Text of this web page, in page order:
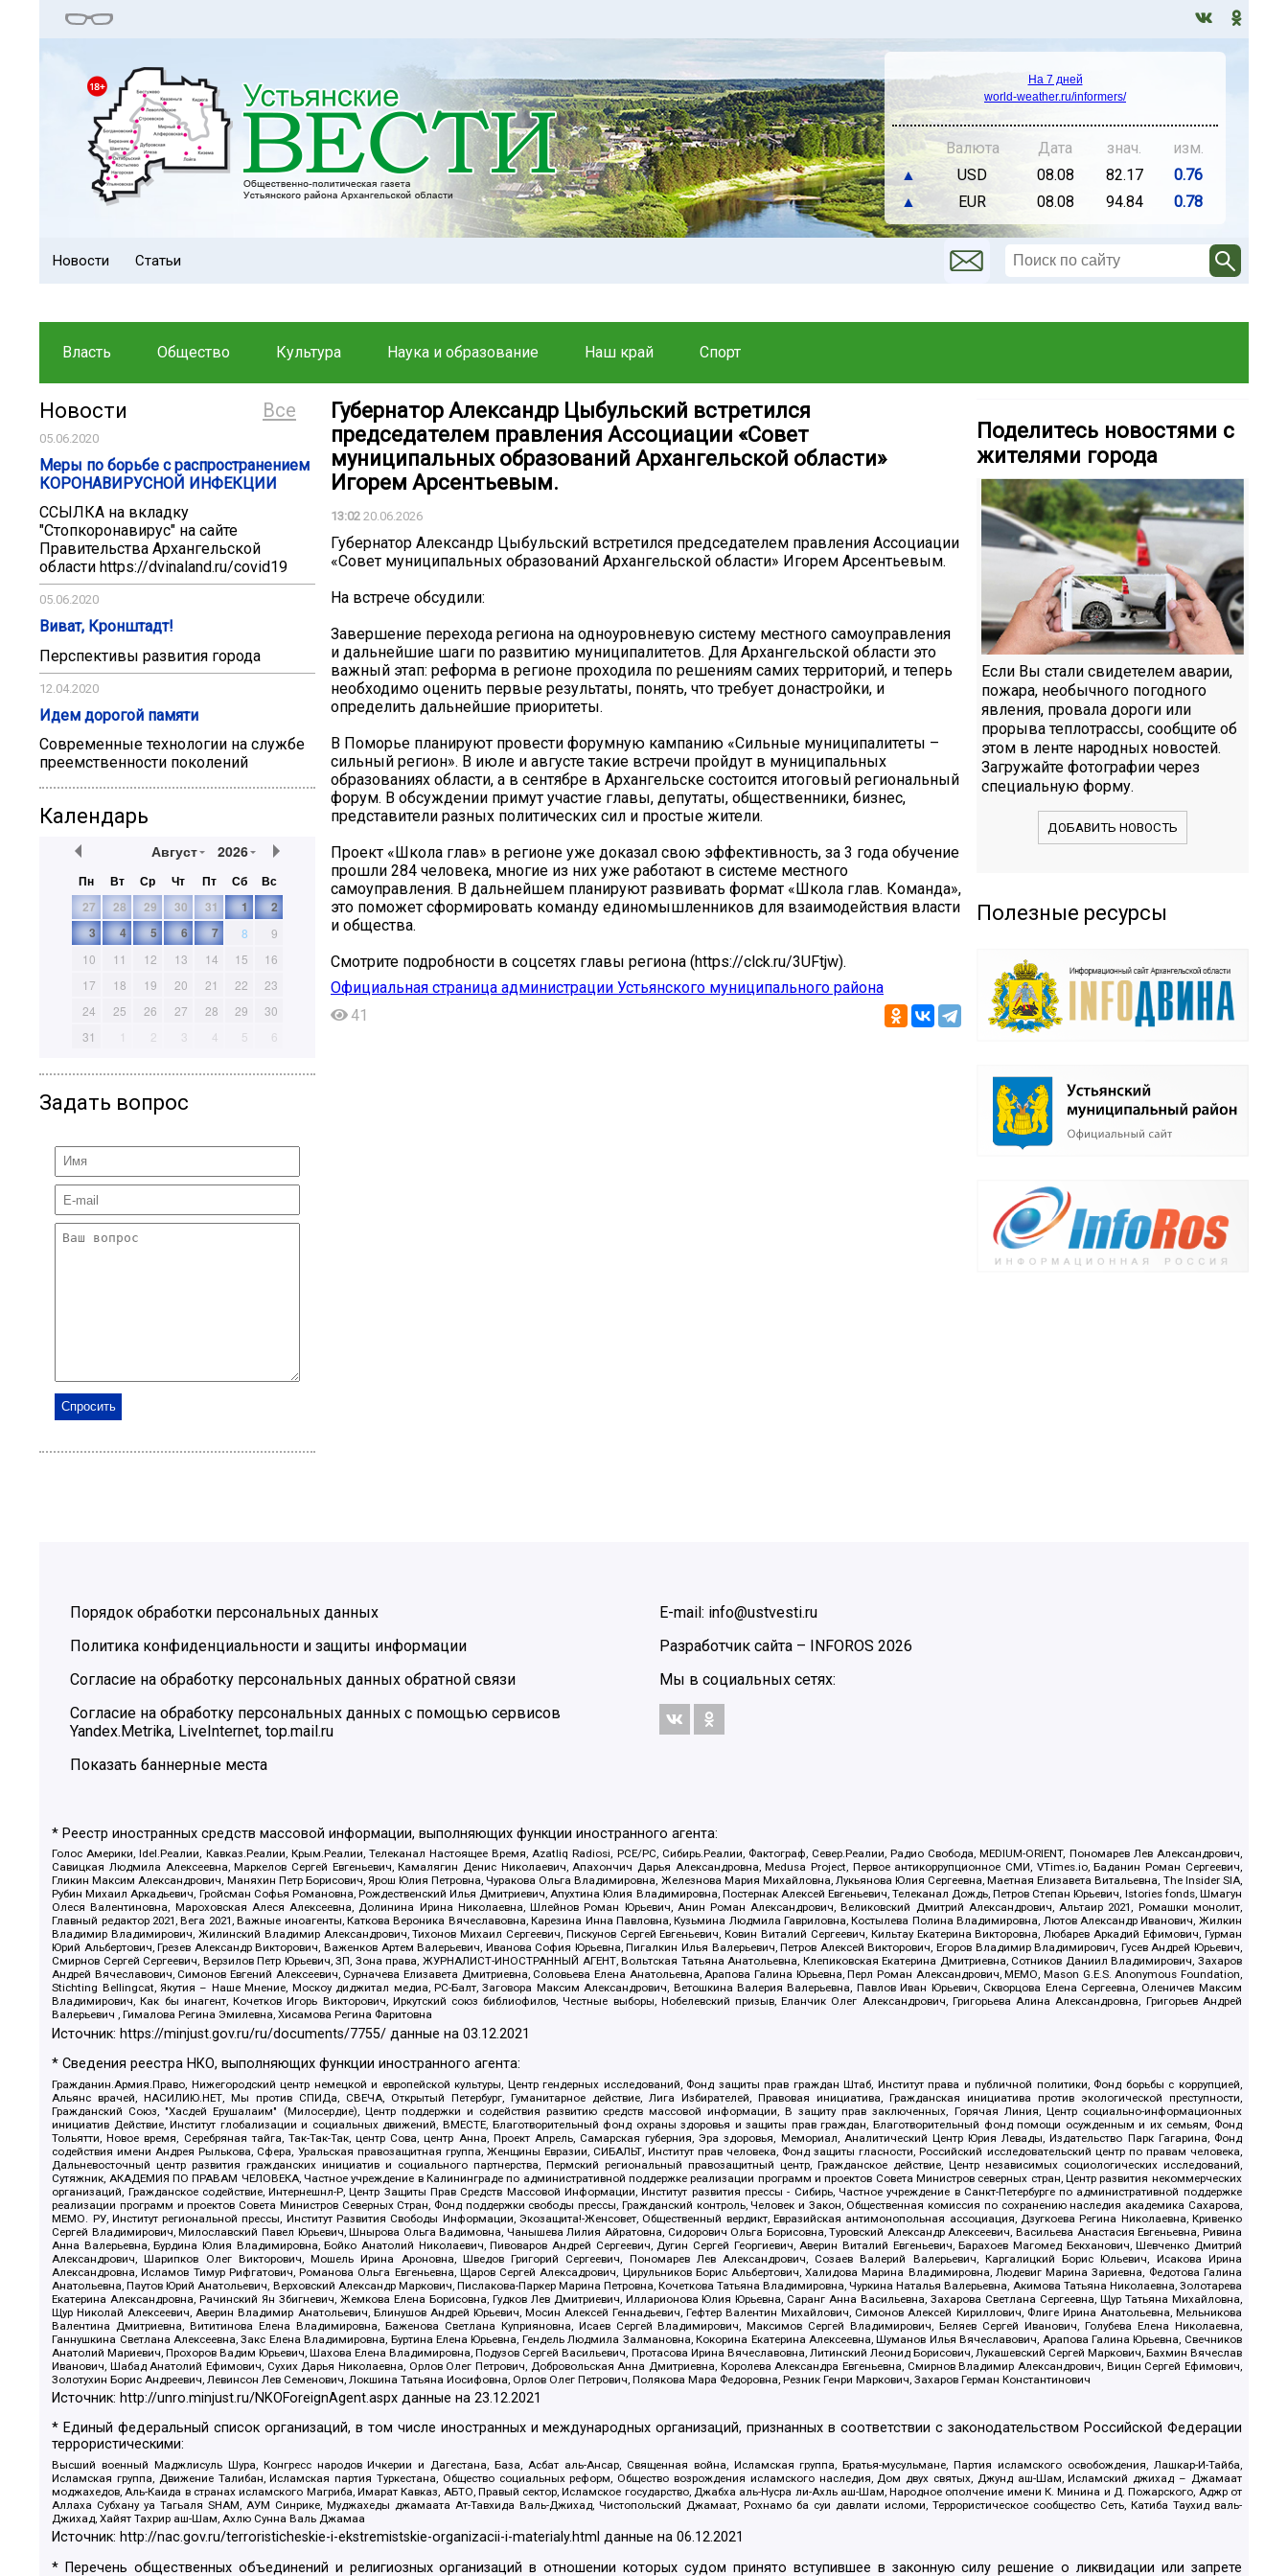
На 7 дней
world-weather.ru/informers/
Валюта Дата знач.
изм.
▲
USD 08.08 82.17
0.76
▲
EUR 08.08 94.84 0.78
Новости Статьи
Власть Общество Культура Наука и образование Наш край Спорт
Все
Новости
05.06.2020
Меры по борьбе с распространением
КОРОНАВИРУСНОЙ ИНФЕКЦИИ
ССЫЛКА на вкладку
"Стопкоронавирус" на сайте
Правительства Архангельской
области https://dvinaland.ru/covid19
05.06.2020
Виват, Кронштадт!
Перспективы развития города
12.04.2020
Идем дорогой памяти
Современные технологии на службе
преемственности поколений
Календарь
Август 2026
Пн Вт Ср Чт Пт Сб
Вс
27
28 29 30 31 1
2
3
4 5 6 7 8
9
10
11 12 13 14 15
16
17
18 19 20 21 22
23
24
25 26 27 28 29
30
31
1 2 3 4 5 6
Задать вопрос
Губернатор Александр Цыбульский встретился
председателем правления Ассоциации «Совет
муниципальных образований Архангельской области»
Игорем Арсентьевым.
13:02 20.06.2026
Губернатор Александр Цыбульский встретился председателем правления Ассоциации
«Совет муниципальных образований Архангельской области» Игорем Арсентьевым.
На встрече обсудили:
Завершение перехода региона на одноуровневую систему местного самоуправления
и дальнейшие шаги по развитию муниципалитетов. Для Архангельской области это
важный этап: реформа в регионе проходила по решениям самих территорий, и теперь
необходимо оценить первые результаты, понять, что требует донастройки, и
определить дальнейшие приоритеты.
В Поморье планируют провести форумную кампанию «Сильные муниципалитеты –
сильный регион». В июле и августе такие встречи пройдут в муниципальных
образованиях области, а в сентябре в Архангельске состоится итоговый региональный
форум. В обсуждении примут участие главы, депутаты, общественники, бизнес,
представители разных политических сил и простые жители.
Проект «Школа глав» в регионе уже доказал свою эффективность, за 3 года обучение
прошли 284 человека, многие из них уже работают в системе местного
самоуправления. В дальнейшем планируют развивать формат «Школа глав. Команда»,
это поможет сформировать команду единомышленников для взаимодействия власти
и общества.
Смотрите подробности в соцсетях главы региона (https://clck.ru/3UFtjw).
Официальная страница администрации Устьянского муниципального района
41
Поделитесь новостями с
жителями города
Если Вы стали свидетелем аварии,
пожара, необычного погодного
явления, провала дороги или
прорыва теплотрассы, сообщите об
этом в ленте народных новостей.
Загружайте фотографии через
специальную форму.
ДОБАВИТЬ НОВОСТЬ
Полезные ресурсы
Порядок обработки персональных данных
Политика конфиденциальности и защиты информации
Согласие на обработку персональных данных обратной связи
Согласие на обработку персональных данных с помощью сервисов
Yandex.Metrika, LiveInternet, top.mail.ru
Показать баннерные места
E-mail: info@ustvesti.ru
Разработчик сайта – INFOROS 2026
Мы в социальных сетях:
* Реестр иностранных средств массовой информации, выполняющих функции иностранного агента:
Голос Америки, Idel.Реалии, Кавказ.Реалии, Крым.Реалии, Телеканал Настоящее Время, Azatliq Radiosi, PCE/PC, Сибирь.Реалии, Фактограф, Север.Реалии, Радио Свобода, MEDIUM-ORIENT, Пономарев Лев Александрович,
Савицкая Людмила Алексеевна, Маркелов Сергей Евгеньевич, Камалягин Денис Николаевич, Апахончич Дарья Александровна, Medusa Project, Первое антикоррупционное СМИ, VTimes.io, Баданин Роман Сергеевич,
Гликин Максим Александрович, Маняхин Петр Борисович, Ярош Юлия Петровна, Чуракова Ольга Владимировна, Железнова Мария Михайловна, Лукьянова Юлия Сергеевна, Маетная Елизавета Витальевна, The Insider SIA,
Рубин Михаил Аркадьевич, Гройсман Софья Романовна, Рождественский Илья Дмитриевич, Апухтина Юлия Владимировна, Постернак Алексей Евгеньевич, Телеканал Дождь, Петров Степан Юрьевич, Istories fonds, Шмагун
Олеся Валентиновна, Мароховская Алеся Алексеевна, Долинина Ирина Николаевна, Шлейнов Роман Юрьевич, Анин Роман Александрович, Великовский Дмитрий Александрович, Альтаир 2021, Ромашки монолит,
Главный редактор 2021, Вега 2021, Важные иноагенты, Каткова Вероника Вячеславовна, Карезина Инна Павловна, Кузьмина Людмила Гавриловна, Костылева Полина Владимировна, Лютов Александр Иванович, Жилкин
Владимир Владимирович, Жилинский Владимир Александрович, Тихонов Михаил Сергеевич, Пискунов Сергей Евгеньевич, Ковин Виталий Сергеевич, Кильтау Екатерина Викторовна, Любарев Аркадий Ефимович, Гурман
Юрий Альбертович, Грезев Александр Викторович, Важенков Артем Валерьевич, Иванова София Юрьевна, Пигалкин Илья Валерьевич, Петров Алексей Викторович, Егоров Владимир Владимирович, Гусев Андрей Юрьевич,
Смирнов Сергей Сергеевич, Верзилов Петр Юрьевич, ЗП, Зона права, ЖУРНАЛИСТ-ИНОСТРАННЫЙ АГЕНТ, Вольтская Татьяна Анатольевна, Клепиковская Екатерина Дмитриевна, Сотников Даниил Владимирович, Захаров
Андрей Вячеславович, Симонов Евгений Алексеевич, Сурначева Елизавета Дмитриевна, Соловьева Елена Анатольевна, Арапова Галина Юрьевна, Перл Роман Александрович, МЕМО, Mason G.E.S. Anonymous Foundation,
Stichting Bellingcat, Якутия – Наше Мнение, Москоу диджитал медиа, РС-Балт, Заговора Максим Александрович, Ветошкина Валерия Валерьевна, Павлов Иван Юрьевич, Скворцова Елена Сергеевна, Оленичев Максим
Владимирович, Как бы инагент, Кочетков Игорь Викторович, Иркутский союз библиофилов, Честные выборы, Нобелевский призыв, Еланчик Олег Александрович, Григорьева Алина Александровна, Григорьев Андрей
Валерьевич , Гималова Регина Эмилевна, Хисамова Регина Фаритовна
Источник: https://minjust.gov.ru/ru/documents/7755/ данные на03.12.2021
* Сведения реестра НКО, выполняющих функции иностранного агента:
Гражданин.Армия.Право, Нижегородский центр немецкой и европейской культуры, Центр гендерных исследований, Фонд защиты прав граждан Штаб, Институт права и публичной политики, Фонд борьбы с коррупцией,
Альянс врачей, НАСИЛИЮ.НЕТ, Мы против СПИДа, СВЕЧА, Открытый Петербург, Гуманитарное действие, Лига Избирателей, Правовая инициатива, Гражданская инициатива против экологической преступности,
Гражданский Союз, "Хасдей Ерушалаим" (Милосердие), Центр поддержки и содействия развитию средств массовой информации, В защиту прав заключенных, Горячая Линия, Центр социально-информационных
инициатив Действие, Институт глобализации и социальных движений, ВМЕСТЕ, Благотворительный фонд охраны здоровья и защиты прав граждан, Благотворительный фонд помощи осужденным и их семьям, Фонд
Тольятти, Новое время, Серебряная тайга, Так-Так-Так, центр Сова, центр Анна, Проект Апрель, Самарская губерния, Эра здоровья, Мемориал, Аналитический Центр Юрия Левады, Издательство Парк Гагарина, Фонд
содействия имени Андрея Рылькова, Сфера, Уральская правозащитная группа, Женщины Евразии, СИБАЛЬТ, Институт прав человека, Фонд защиты гласности, Российский исследовательский центр по правам человека,
Дальневосточный центр развития гражданских инициатив и социального партнерства, Пермский региональный правозащитный центр, Гражданское действие, Центр независимых социологических исследований,
Сутяжник, АКАДЕМИЯ ПО ПРАВАМ ЧЕЛОВЕКА, Частное учреждение в Калининграде по административной поддержке реализации программ и проектов Совета Министров северных стран, Центр развития некоммерческих
организаций, Гражданское содействие, Интернешнл-Р, Центр Защиты Прав Средств Массовой Информации, Институт развития прессы - Сибирь, Частное учреждение в Санкт-Петербурге по административной поддержке
реализации программ и проектов Совета Министров Северных Стран, Фонд поддержки свободы прессы, Гражданский контроль, Человек и Закон, Общественная комиссия по сохранению наследия академика Сахарова,
МЕМО. РУ, Институт региональной прессы, Институт Развития Свободы Информации, Экозащита!-Женсовет, Общественный вердикт, Евразийская антимонопольная ассоциация, Дзугкоева Регина Николаевна, Кривенко
Сергей Владимирович, Милославский Павел Юрьевич, Шнырова Ольга Вадимовна, Чанышева Лилия Айратовна, Сидорович Ольга Борисовна, Туровский Александр Алексеевич, Васильева Анастасия Евгеньевна, Ривина
Анна Валерьевна, Бурдина Юлия Владимировна, Бойко Анатолий Николаевич, Пивоваров Андрей Сергеевич, Дугин Сергей Георгиевич, Аверин Виталий Евгеньевич, Барахоев Магомед Бекханович, Шевченко Дмитрий
Александрович, Шарипков Олег Викторович, Мошель Ирина Ароновна, Шведов Григорий Сергеевич, Пономарев Лев Александрович, Созаев Валерий Валерьевич, Каргалицкий Борис Юльевич, Исакова Ирина
Александровна, Исламов Тимур Рифгатович, Романова Ольга Евгеньевна, Щаров Сергей Алексадрович, Цирульников Борис Альбертович, Халидова Марина Владимировна, Людевиг Марина Зариевна, Федотова Галина
Анатольевна, Паутов Юрий Анатольевич, Верховский Александр Маркович, Пислакова-Паркер Марина Петровна, Кочеткова Татьяна Владимировна, Чуркина Наталья Валерьевна, Акимова Татьяна Николаевна, Золотарева
Екатерина Александровна, Рачинский Ян Збигневич, Жемкова Елена Борисовна, Гудков Лев Дмитриевич, Илларионова Юлия Юрьевна, Саранг Анна Васильевна, Захарова Светлана Сергеевна, Щур Татьяна Михайловна,
Щур Николай Алексеевич, Аверин Владимир Анатольевич, Блинушов Андрей Юрьевич, Мосин Алексей Геннадьевич, Гефтер Валентин Михайлович, Симонов Алексей Кириллович, Флиге Ирина Анатольевна, Мельникова
Валентина Дмитриевна, Вититинова Елена Владимировна, Баженова Светлана Куприяновна, Исаев Сергей Владимирович, Максимов Сергей Владимирович, Беляев Сергей Иванович, Голубева Елена Николаевна,
Ганнушкина Светлана Алексеевна, Закс Елена Владимировна, Буртина Елена Юрьевна, Гендель Людмила Залмановна, Кокорина Екатерина Алексеевна, Шуманов Илья Вячеславович, Арапова Галина Юрьевна, Свечников
Анатолий Мариевич, Прохоров Вадим Юрьевич, Шахова Елена Владимировна, Подузов Сергей Васильевич, Протасова Ирина Вячеславовна, Литинский Леонид Борисович, Лукашевский Сергей Маркович, Бахмин Вячеслав
Иванович, Шабад Анатолий Ефимович, Сухих Дарья Николаевна, Орлов Олег Петрович, Добровольская Анна Дмитриевна, Королева Александра Евгеньевна, Смирнов Владимир Александрович, Вицин Сергей Ефимович,
Золотухин Борис Андреевич, Левинсон Лев Семенович, Локшина Татьяна Иосифовна, Орлов Олег Петрович, Полякова Мара Федоровна, Резник Генри Маркович, Захаров Герман Константинович
Источник: http://unro.minjust.ru/NKOForeignAgent.aspx данные на23.12.2021
* Единый федеральный список организаций, в том числе иностранных и международных организаций, признанных в соответствии с законодательством Российской Федерации
террористическими:
Высший военный Маджлисуль Шура, Конгресс народов Ичкерии и Дагестана, База, Асбат аль-Ансар, Священная война, Исламская группа, Братья-мусульмане, Партия исламского освобождения, Лашкар-И-Тайба,
Исламская группа, Движение Талибан, Исламская партия Туркестана, Общество социальных реформ, Общество возрождения исламского наследия, Дом двух святых, Джунд аш-Шам, Исламский джихад – Джамаат
моджахедов, Аль-Каида в странах исламского Магриба, Имарат Кавказ, АБТО, Правый сектор, Исламское государство, Джабха аль-Нусра ли-Ахль аш-Шам, Народное ополчение имени К. Минина и Д. Пожарского, Аджр от
Аллаха Субхану уа Тагьаля SHAM, АУМ Синрике, Муджахеды джамаата Ат-Тавхида Валь-Джихад, Чистопольский Джамаат, Рохнамо ба суи давлати исломи, Террористическое сообщество Сеть, Катиба Таухид валь-
Джихад, Хайят Тахрир аш-Шам, Ахлю Сунна Валь Джамаа
Источник:http://nac.gov.ru/terroristicheskie-i-ekstremistskie-organizacii-i-materialy.html данные на06.12.2021
* Перечень общественных объединений и религиозных организаций в отношении которых судом принято вступившее в законную силу решение о ликвидации или запрете